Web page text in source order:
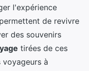
l'expérience
de revivre
des souvenirs
tirées de ces
à